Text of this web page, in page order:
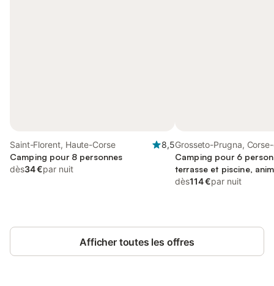
Saint-Florent, Haute-Corse
8,5
Camping pour 8 personnes
dès34 €par nuit
Grosseto-Prugna,
Camping pour 6
terrasse et piscine,
dès114 €par nuit
Afficher toutes les offres